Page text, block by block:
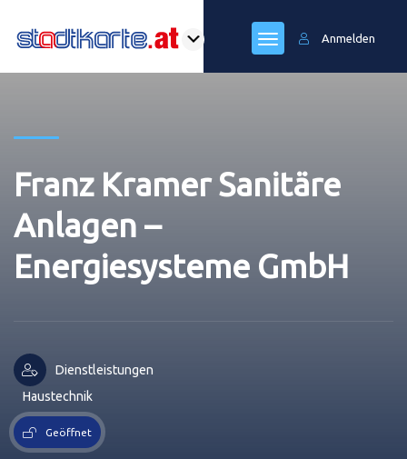
Anmelden
Franz Kramer Sanitäre
Anlagen –
Energiesysteme GmbH
Dienstleistungen
Haustechnik
Geöffnet